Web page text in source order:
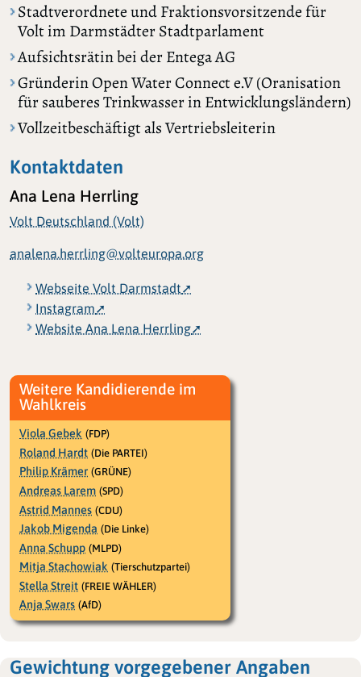
Stadtverordnete und Fraktionsvorsitzende für
Volt im Darmstädter Stadtparlament
Aufsichtsrätin bei der Entega AG
Gründerin Open Water Connect e.V (Oranisation
für sauberes Trinkwasser in Entwicklungsländern)
Vollzeitbeschäftigt als Vertriebsleiterin
Kontaktdaten
Ana Lena Herrling
Volt Deutschland (Volt)
analena.herrling@volteuropa.org
Webseite Volt Darmstadt
Instagram
Website Ana Lena Herrling
Weitere Kandidierende im
Wahlkreis
Viola Gebek (FDP)
Roland Hardt (Die PARTEI)
Philip Krämer (GRÜNE)
Andreas Larem (SPD)
Astrid Mannes (CDU)
Jakob Migenda (Die Linke)
Anna Schupp (MLPD)
Mitja Stachowiak (Tierschutzpartei)
Stella Streit (FREIE WÄHLER)
Anja Swars (AfD)
Gewichtung vorgegebener Angaben